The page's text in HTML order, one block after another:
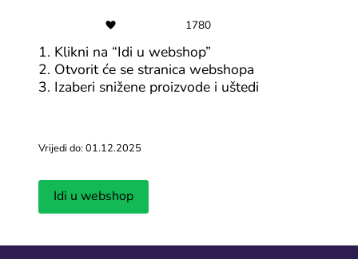
Adrialece.hr 10% popusta na prvu
Svi Adrialece.hr kuponi
Do 30% popusta na madrace u
Svi Perfecta.hr kuponi
1780
1. Klikni na “Idi u webshop”
2. Otvorit će se stranica webshopa
3. Izaberi snižene proizvode i uštedi
Vrijedi do: 01.12.2025
Idi u webshop